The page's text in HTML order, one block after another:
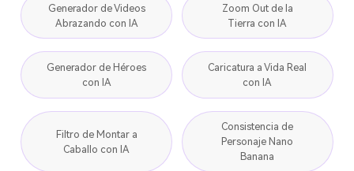
Generador de Videos
Abrazando con IA
Zoom Out de la
Tierra con IA
Generador de Héroes
con IA
Caricatura a Vida Real
con IA
Filtro de Montar a
Caballo con IA
Consistencia de
Personaje Nano
Banana